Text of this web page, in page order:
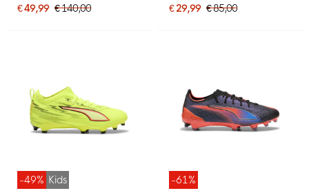
Zwart Donkergroen
€ 49,99 € 140,00
Zwart Donkergroen
€ 29,99 € 85,00
-49% Kids
-61%